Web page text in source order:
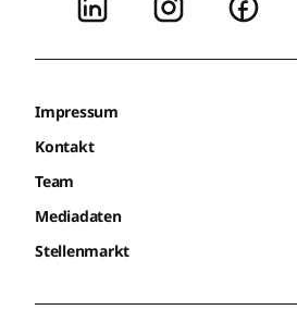
Impressum
Kontakt
Team
Mediadaten
Stellenmarkt